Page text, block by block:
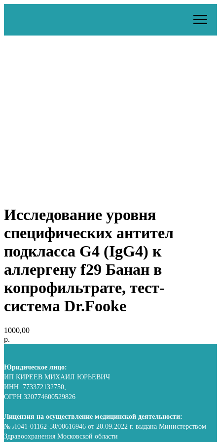
Исследование уровня
специфических антител
подкласса G4 (IgG4) к
аллергену f29 Банан в
копрофильтрате, тест-
система Dr.Fooke
1000,00
р.
Юридическое лицо:
ИП КИРЕЕВ МИХАИЛ ЮРЬЕВИЧ
ИНН: 773372132750;
ОГРН 320774600529826
Лицензия на осуществление медицинской деятельности:
№ Л041-01162-50/00616946 от 20.09.2022 г. выдана Министерством
Здравоохранения Московской области